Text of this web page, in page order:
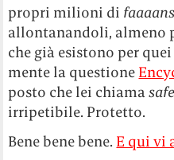
propri milioni di faaaans
allontanandoli, almeno
che già esistono per
mente la questione
posto che lei chiamasafe
irripetibile. Protetto.
Bene bene bene. E qui vi